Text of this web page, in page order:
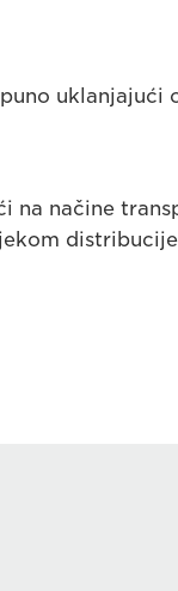
uklanjajući
na načine